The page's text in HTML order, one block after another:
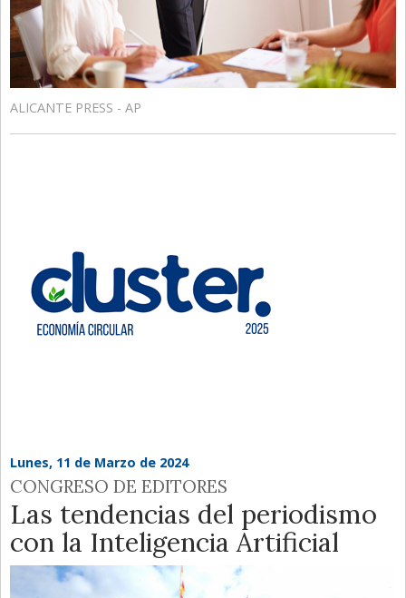
ALICANTE PRESS - AP
Lunes, 11 de Marzo de 2024
CONGRESO DE EDITORES
Las tendencias del periodismo
con la Inteligencia Artificial